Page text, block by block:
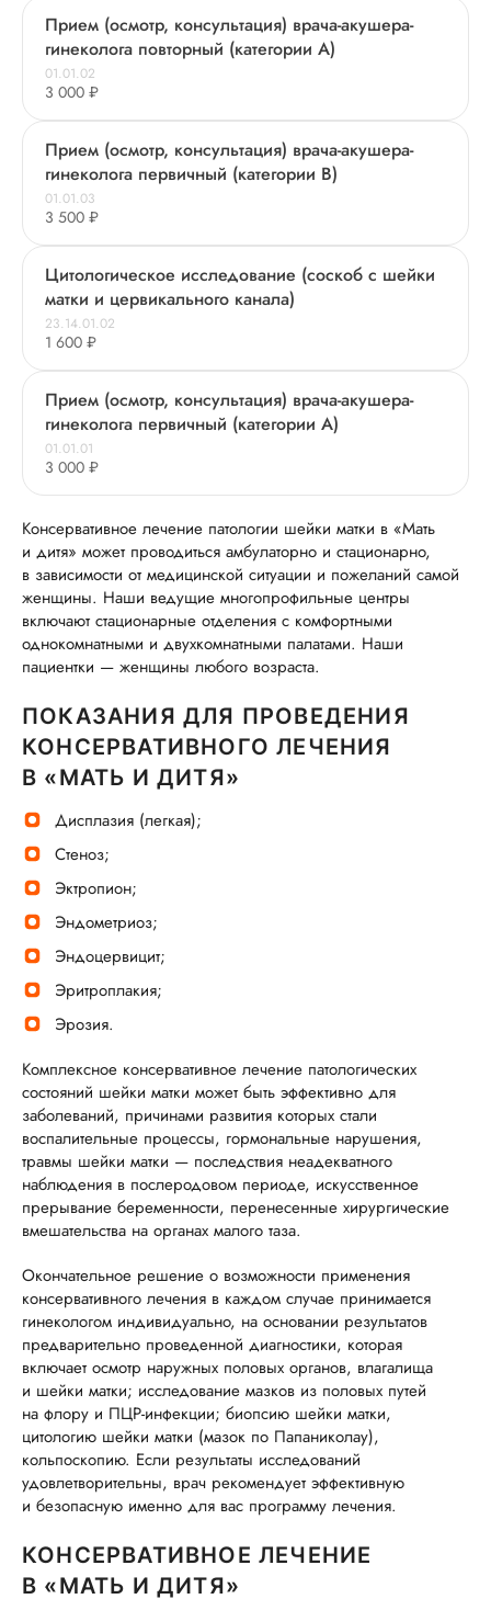
Прием (осмотр, консультация) врача-акушера-
гинеколога повторный (категории А)
01.01.02
3 000 ₽
Прием (осмотр, консультация) врача-акушера-
гинеколога первичный (категории В)
01.01.03
3 500 ₽
Цитологическое исследование (соскоб с шейки
матки и цервикального канала)
23.14.01.02
1 600 ₽
Прием (осмотр, консультация) врача-акушера-
гинеколога первичный (категории А)
01.01.01
3 000 ₽
Консервативное лечение патологии шейки матки в «Мать
и дитя» может проводиться амбулаторно и стационарно,
в зависимости от медицинской ситуации и пожеланий самой
женщины. Наши ведущие многопрофильные центры
включают стационарные отделения с комфортными
однокомнатными и двухкомнатными палатами. Наши
пациентки — женщины любого возраста.
ПОКАЗАНИЯ ДЛЯ ПРОВЕДЕНИЯ
КОНСЕРВАТИВНОГО ЛЕЧЕНИЯ
В «МАТЬ И ДИТЯ»
Дисплазия (легкая);
Стеноз;
Эктропион;
Эндометриоз;
Эндоцервицит;
Эритроплакия;
Эрозия.
Комплексное консервативное лечение патологических
состояний шейки матки может быть эффективно для
заболеваний, причинами развития которых стали
воспалительные процессы, гормональные нарушения,
травмы шейки матки — последствия неадекватного
наблюдения в послеродовом периоде, искусственное
прерывание беременности, перенесенные хирургические
вмешательства на органах малого таза.
Окончательное решение о возможности применения
консервативного лечения в каждом случае принимается
гинекологом индивидуально, на основании результатов
предварительно проведенной диагностики, которая
включает осмотр наружных половых органов, влагалища
и шейки матки; исследование мазков из половых путей
на флору и ПЦР-инфекции; биопсию шейки матки,
цитологию шейки матки (мазок по Папаниколау),
кольпоскопию. Если результаты исследований
удовлетворительны, врач рекомендует эффективную
и безопасную именно для вас программу лечения.
КОНСЕРВАТИВНОЕ ЛЕЧЕНИЕ
В «МАТЬ И ДИТЯ»